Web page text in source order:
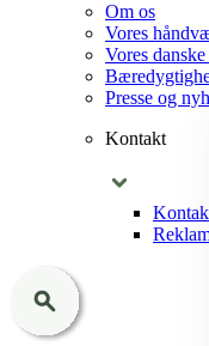
Om os
Vores
Vores danske
Presse og
Kontakt